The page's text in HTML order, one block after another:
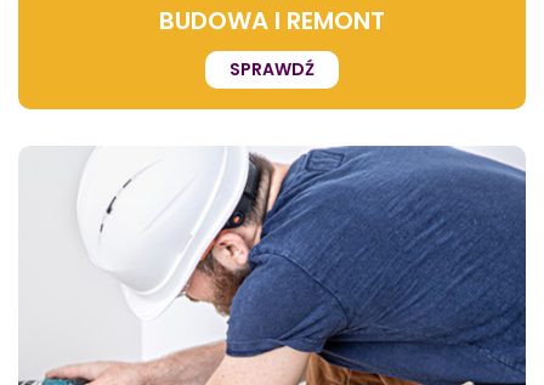
BUDOWA I REMONT
SPRAWDŹ